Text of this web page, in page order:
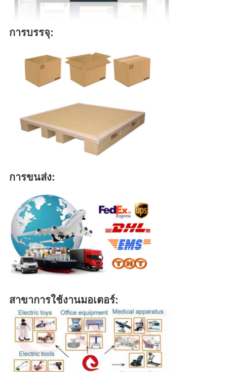
การบรรจุ:
การขนส่ง:
สาขาการใช้งานมอเตอร์: